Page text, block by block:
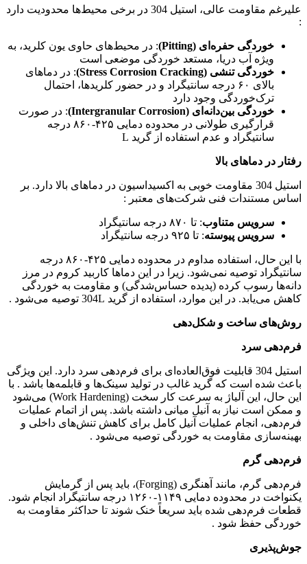
علیرغم مقاومت عالی، استیل 304 در برخی محیط‌ها محدودیت دارد
:
خوردگی حفره‌ای (Pitting)
: در محیط‌های حاوی یون کلرید، به
ویژه آب دریا، مستعد خوردگی موضعی است
خوردگی تنشی (Stress Corrosion Cracking)
: در دماهای
بالای ۶۰ درجه سانتیگراد و در حضور کلریدها، احتمال
ترک‌خوردگی وجود دارد
خوردگی بین‌دانه‌ای (Intergranular Corrosion)
: در صورت
قرارگیری طولانی در محدوده دمایی ۴۲۵-۸۶۰ درجه
سانتیگراد و عدم استفاده از گرید L
رفتار در دماهای بالا
استیل 304 مقاومت خوبی به اکسیداسیون در دماهای بالا دارد. بر
اساس مستندات فنی شرکت‌های معتبر :
سرویس متناوب: تا ۸۷۰ درجه سانتیگراد
سرویس پیوسته: تا ۹۲۵ درجه سانتیگراد
با این حال، استفاده مداوم در محدوده دمایی ۴۲۵-۸۶۰ درجه
سانتیگراد توصیه نمی‌شود. زیرا در این دماها کاربید کروم در مرز
دانه‌ها رسوب کرده (پدیده حساس‌شدگی) و مقاومت به خوردگی
کاهش می‌یابد. در این موارد، استفاده از گرید 304L توصیه می‌شود .
روش‌های ساخت و شکل‌دهی
فرم‌دهی سرد
استیل 304 قابلیت فوق‌العاده‌ای برای فرم‌دهی سرد دارد. این ویژگی
باعث شده است که گرید غالب در تولید سینک‌ها و قابلمه‌ها باشد . با
این حال، این آلیاژ به سرعت کار سخت (Work Hardening) می‌شود
و ممکن است نیاز به آنیل میانی داشته باشد. پس از اتمام عملیات
فرم‌دهی، انجام عملیات آنیل کامل برای کاهش تنش‌های داخلی و
بهینه‌سازی مقاومت به خوردگی توصیه می‌شود .
فرم‌دهی گرم
فرم‌دهی گرم، مانند آهنگری (Forging)، باید پس از گرمایش
یکنواخت در محدوده دمایی ۱۱۴۹-۱۲۶۰ درجه سانتیگراد انجام شود.
قطعات فرم‌دهی شده باید سریعاً خنک شوند تا حداکثر مقاومت به
خوردگی حفظ شود .
جوش‌پذیری